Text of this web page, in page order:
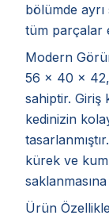
bölümde
tüm parçalar
Modern
56 x 40 x
sahiptir. Giriş
kedinizin
kürek ve
Ürün